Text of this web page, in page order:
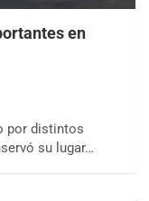
en
por distintos
su lugar…